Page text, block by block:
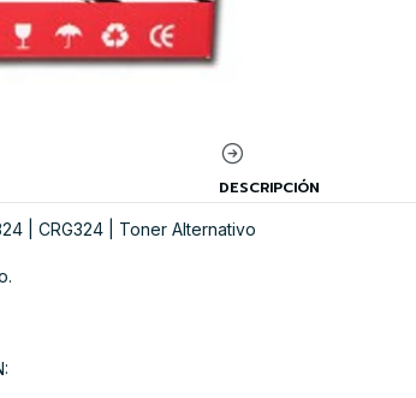
DESCRIPCIÓN
| CRG324 | Toner Alternativo